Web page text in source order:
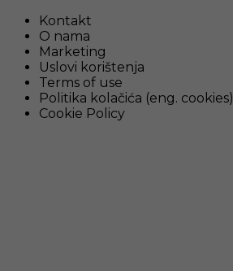
Kontakt
O nama
Marketing
Uslovi korištenja
Terms of use
Politika kolačića (eng. cookies)
Cookie Policy